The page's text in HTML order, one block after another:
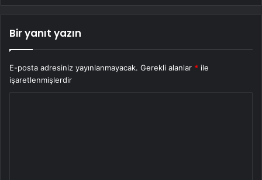
Bir yanıt yazın
E-posta adresiniz yayınlanmayacak. Gerekli alanlar * ile
işaretlenmişlerdir